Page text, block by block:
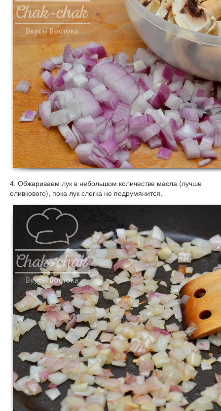
4. Обжариваем лук в небольшом количестве масла (лучше
оливкового), пока лук слегка не подрумянится.